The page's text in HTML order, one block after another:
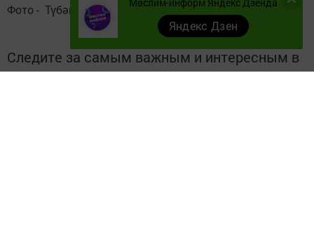
Фото - Түбән Табын интернат-мәктәбе архивыннан
Следите за самым важным и интересным в
Яндекс Дзен